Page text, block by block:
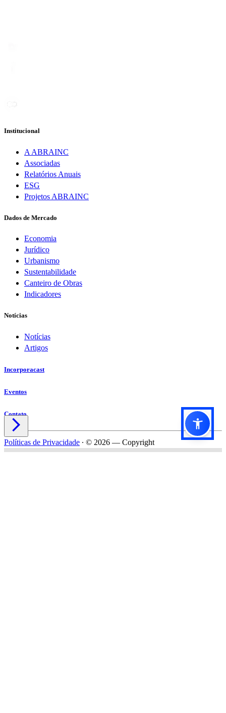
Institucional
A ABRAINC
Associadas
Relatórios Anuais
ESG
Projetos ABRAINC
Dados de Mercado
Economia
Jurídico
Urbanismo
Sustentabilidade
Canteiro de Obras
Indicadores
Notícias
Notícias
Artigos
Incorporacast
Eventos
Contato

Políticas de Privacidade ∙ © 2026 — Copyright